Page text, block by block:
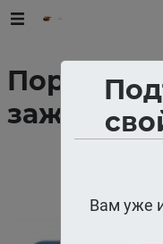
Вам уже
Портсигар